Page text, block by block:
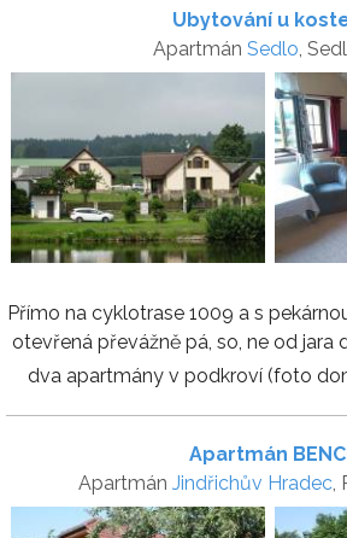
Ubytování u
Apartmán Sedlo,
Přímo na cyklotrase 1009 a s
otevřená převážně pá, so, ne od jara
dva apartmány v podkroví (foto
Apartmán BENCI
Apartmán Jindřichův Hradec,